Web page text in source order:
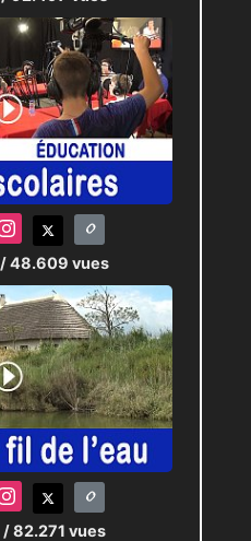
/ 48.609 vues
/ 82.271 vues